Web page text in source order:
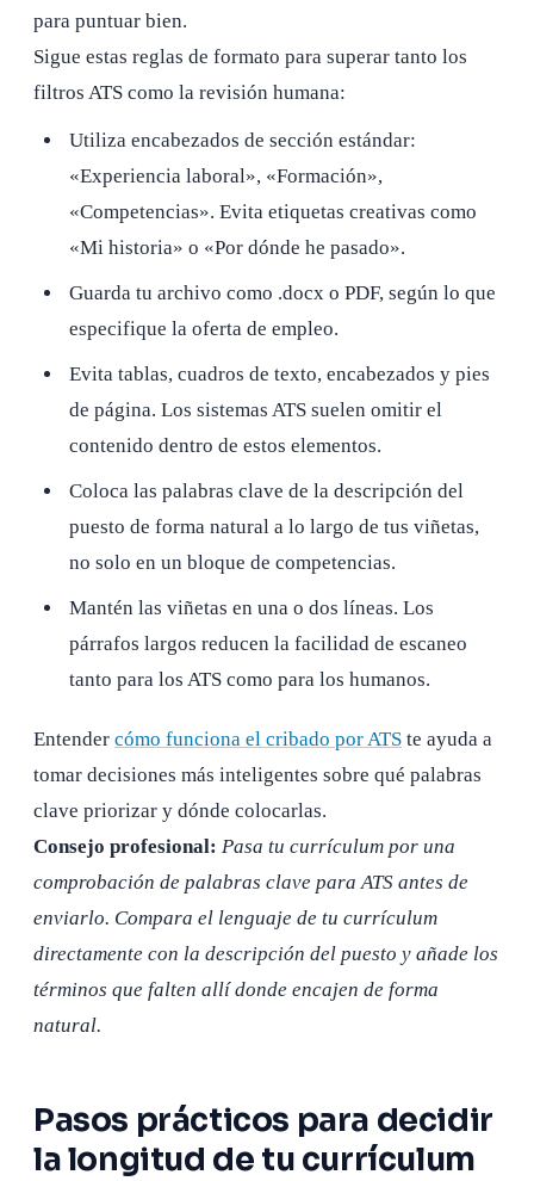
para puntuar bien.
Sigue estas reglas de formato para superar tanto los
filtros ATS como la revisión humana:
Utiliza encabezados de sección estándar:
«Experiencia laboral», «Formación»,
«Competencias». Evita etiquetas creativas como
«Mi historia» o «Por dónde he pasado».
Guarda tu archivo como .docx o PDF, según lo que
especifique la oferta de empleo.
Evita tablas, cuadros de texto, encabezados y pies
de página. Los sistemas ATS suelen omitir el
contenido dentro de estos elementos.
Coloca las palabras clave de la descripción del
puesto de forma natural a lo largo de tus viñetas,
no solo en un bloque de competencias.
Mantén las viñetas en una o dos líneas. Los
párrafos largos reducen la facilidad de escaneo
tanto para los ATS como para los humanos.
Entender cómo funciona el cribado por ATS te ayuda a
tomar decisiones más inteligentes sobre qué palabras
clave priorizar y dónde colocarlas.
Consejo profesional: Pasa tu currículum por una
comprobación de palabras clave para ATS antes de
enviarlo. Compara el lenguaje de tu currículum
directamente con la descripción del puesto y añade los
términos que falten allí donde encajen de forma
natural.
Pasos prácticos para decidir
la longitud de tu currículum